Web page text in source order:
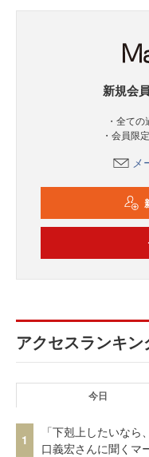
新規会
・全て
・会員限
メ
アクセスランキン
今日
1
「下剋上したいな
口義宏さんに聞くマ